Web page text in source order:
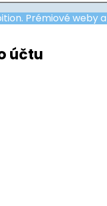
Prémiové weby
účtu